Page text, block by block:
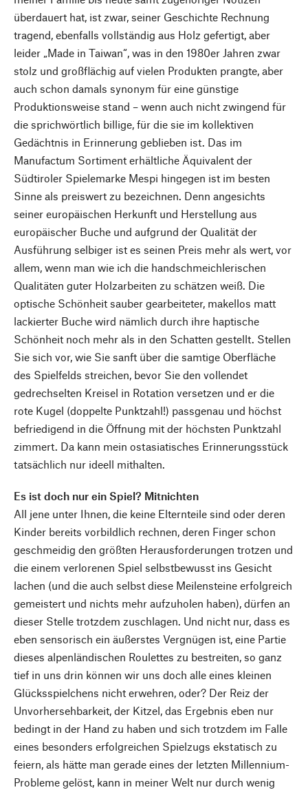
überdauert hat, ist zwar, seiner Geschichte Rechnung
tragend, ebenfalls vollständig aus Holz gefertigt, aber
leider „Made in Taiwan“, was in den 1980er Jahren zwar
stolz und großflächig auf vielen Produkten prangte, aber
auch schon damals synonym für eine günstige
Produktionsweise stand – wenn auch nicht zwingend für
die sprichwörtlich billige, für die sie im kollektiven
Gedächtnis in Erinnerung geblieben ist. Das im
Manufactum Sortiment erhältliche Äquivalent der
Südtiroler Spielemarke Mespi hingegen ist im besten
Sinne als preiswert zu bezeichnen. Denn angesichts
seiner europäischen Herkunft und Herstellung aus
europäischer Buche und aufgrund der Qualität der
Ausführung selbiger ist es seinen Preis mehr als wert, vor
allem, wenn man wie ich die handschmeichlerischen
Qualitäten guter Holzarbeiten zu schätzen weiß. Die
optische Schönheit sauber gearbeiteter, makellos matt
lackierter Buche wird nämlich durch ihre haptische
Schönheit noch mehr als in den Schatten gestellt. Stellen
Sie sich vor, wie Sie sanft über die samtige Oberfläche
des Spielfelds streichen, bevor Sie den vollendet
gedrechselten Kreisel in Rotation versetzen und er die
rote Kugel (doppelte Punktzahl!) passgenau und höchst
befriedigend in die Öffnung mit der höchsten Punktzahl
zimmert. Da kann mein ostasiatisches Erinnerungsstück
tatsächlich nur ideell mithalten.
Es ist doch nur ein Spiel? Mitnichten
All jene unter Ihnen, die keine Elternteile sind oder deren
Kinder bereits vorbildlich rechnen, deren Finger schon
geschmeidig den größten Herausforderungen trotzen und
die einem verlorenen Spiel selbstbewusst ins Gesicht
lachen (und die auch selbst diese Meilensteine erfolgreich
gemeistert und nichts mehr aufzuholen haben), dürfen an
dieser Stelle trotzdem zuschlagen. Und nicht nur, dass es
eben sensorisch ein äußerstes Vergnügen ist, eine Partie
dieses alpenländischen Roulettes zu bestreiten, so ganz
tief in uns drin können wir uns doch alle eines kleinen
Glücksspielchens nicht erwehren, oder? Der Reiz der
Unvorhersehbarkeit, der Kitzel, das Ergebnis eben nur
bedingt in der Hand zu haben und sich trotzdem im Falle
eines besonders erfolgreichen Spielzugs ekstatisch zu
feiern, als hätte man gerade eines der letzten Millennium-
Probleme gelöst, kann in meiner Welt nur durch wenig